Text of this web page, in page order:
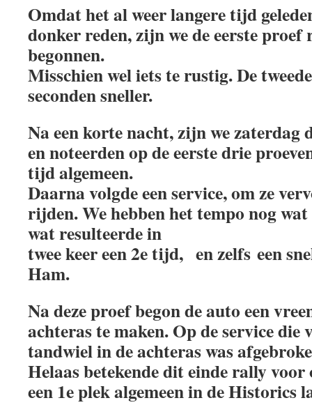
Omdat het al weer langere tijd
donker reden, zijn we de eerste
begonnen.
Misschien wel iets te rustig. De
seconden sneller.
Na een korte nacht, zijn we zaterdag
en noteerden op de eerste drie
tijd algemeen.
Daarna volgde een service, om ze
rijden. We hebben het tempo nog
wat resulteerde in
twee keer een 2e tijd, en zelfs een
Ham.
Na deze proef begon de auto een
achteras te maken. Op de service die
tandwiel in de achteras was
Helaas betekende dit einde rally
een 1e plek algemeen in de Historics